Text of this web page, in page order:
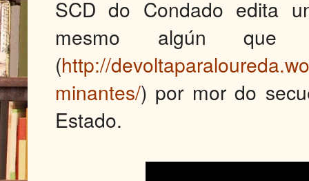
SCD do Condado edita
mesmo algún que
(http://
minantes/) por mor do
Estado.